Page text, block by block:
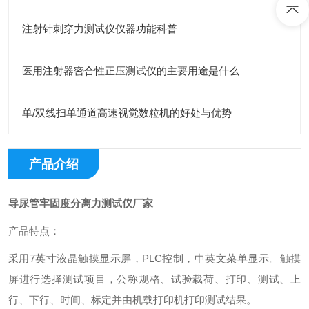
注射针刺穿力测试仪仪器功能科普
医用注射器密合性正压测试仪的主要用途是什么
单/双线扫单通道高速视觉数粒机的好处与优势
产品介绍
导尿管牢固度分离力测试仪厂家
产品特点：
采用7英寸液晶触摸显示屏，PLC控制，中英文菜单显示。触摸
屏进行选择测试项目，公称规格、试验载荷、打印、测试、上
行、下行、时间、标定并由机载打印机打印测试结果。